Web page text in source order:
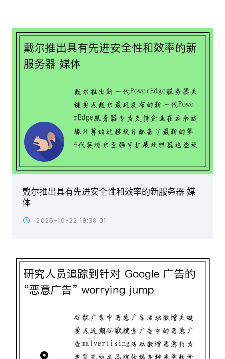
戴尔推出具有先进安全性和效率的新服务器 媒
体
2025-10-22 19:38:01